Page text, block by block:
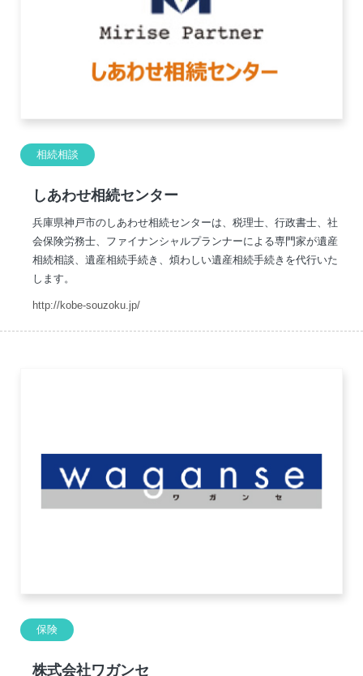
相続相談
しあわせ相続センター
兵庫県神戸市のしあわせ相続センターは、税理士、行政書士、社
会保険労務士、ファイナンシャルプランナーによる専門家が遺産
相続相談、遺産相続手続き、煩わしい遺産相続手続きを代行いた
します。
http://kobe-souzoku.jp/
保険
株式会社ワガンセ